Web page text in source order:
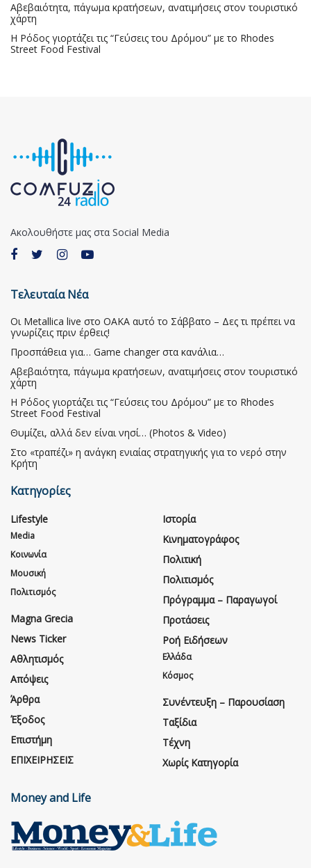
Αβεβαιότητα, πάγωμα κρατήσεων, ανατιμήσεις στον τουριστικό
χάρτη
Η Ρόδος γιορτάζει τις “Γεύσεις του Δρόμου” με το Rhodes
Street Food Festival
Ακολουθήστε μας στα Social Media
Τελευταία Νέα
Οι Metallica live στο ΟΑΚΑ αυτό το Σάββατο – Δες τι πρέπει να
γνωρίζεις πριν έρθεις!
Προσπάθεια για… Game changer στα κανάλια…
Αβεβαιότητα, πάγωμα κρατήσεων, ανατιμήσεις στον τουριστικό
χάρτη
Η Ρόδος γιορτάζει τις “Γεύσεις του Δρόμου” με το Rhodes
Street Food Festival
Θυμίζει, αλλά δεν είναι νησί… (Photos & Video)
Στο «τραπέζι» η ανάγκη ενιαίας στρατηγικής για το νερό στην
Κρήτη
Κατηγορίες
Lifestyle
Media
Κοινωνία
Μουσική
Πολιτισμός
Magna Grecia
News Ticker
Αθλητισμός
Απόψεις
Άρθρα
Έξοδος
Επιστήμη
ΕΠΙΧΕΙΡΗΣΕΙΣ
Ιστορία
Κινηματογράφος
Πολιτική
Πολιτισμός
Πρόγραμμα – Παραγωγοί
Προτάσεις
Ροή Ειδήσεων
Ελλάδα
Κόσμος
Συνέντευξη – Παρουσίαση
Ταξίδια
Τέχνη
Χωρίς Κατηγορία
Money and Life